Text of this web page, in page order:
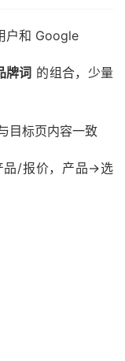
户和 Google
牌词 的组合，少量
目标页内容一致
品/报价，产品→选